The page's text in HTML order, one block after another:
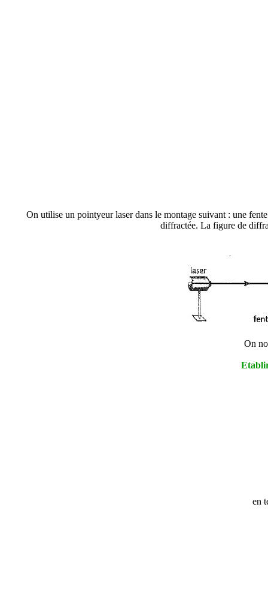
On utilise un pointyeur laser dans le montage suivant : une
diffractée. La figure de
On
en